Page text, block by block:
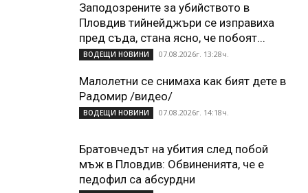
Заподозрените за убийството в
Пловдив тийнейджъри се изправиха
пред съда, стана ясно, че побоят...
ВОДЕЩИ НОВИНИ 07.08.2026г. 13:28ч.
Малолетни се снимаха как бият дете в
Радомир /видео/
ВОДЕЩИ НОВИНИ 07.08.2026г. 14:18ч.
Братовчедът на убития след побой
мъж в Пловдив: Обвиненията, че е
педофил са абсурдни